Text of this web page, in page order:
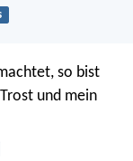
so bist
und mein